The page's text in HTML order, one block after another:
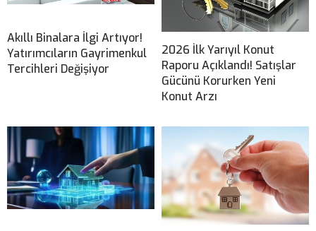
Akıllı Binalara İlgi Artıyor!
Yatırımcıların Gayrimenkul
Tercihleri Değişiyor
2026 İlk Yarıyıl Konut
Raporu Açıklandı! Satışlar
Gücünü Korurken Yeni
Konut Arzı